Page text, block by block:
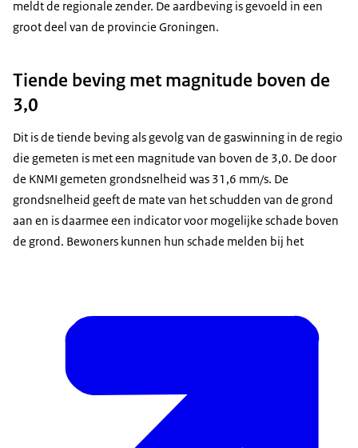
meldt de regionale zender. De aardbeving is gevoeld in een
groot deel van de provincie Groningen.
Tiende beving met magnitude boven de
3,0
Dit is de tiende beving als gevolg van de gaswinning in de regio
die gemeten is met een magnitude van boven de 3,0. De door
de KNMI gemeten grondsnelheid was 31,6 mm/s. De
grondsnelheid geeft de mate van het schudden van de grond
aan en is daarmee een indicator voor mogelijke schade boven
de grond. Bewoners kunnen hun schade melden bij het